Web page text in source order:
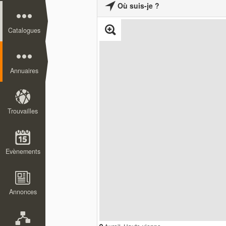
Catalogues
Annuaires
Trouvailles
Evènements
Annonces
Où suis-je ?